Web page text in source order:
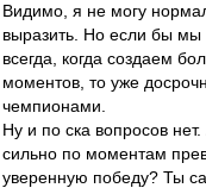
Видимо, я не могу
выразить. Но если бы мы
всегда, когда создаем
моментов, то уже
чемпионами.
Ну и по ска вопросов
сильно по моментам
уверенную победу? Ты